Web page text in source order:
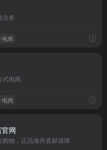
业务
电商
式电商
电商
网
物，正品海外直邮保障